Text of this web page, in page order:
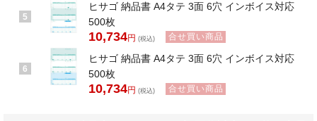
5
ヒサゴ 納品書 A4タテ 3面 6穴 インボイス対応
500枚
10,734円 (税込) 合せ買い商品
6
ヒサゴ 納品書 A4タテ 3面 6穴 インボイス対応
500枚
10,734円 (税込) 合せ買い商品